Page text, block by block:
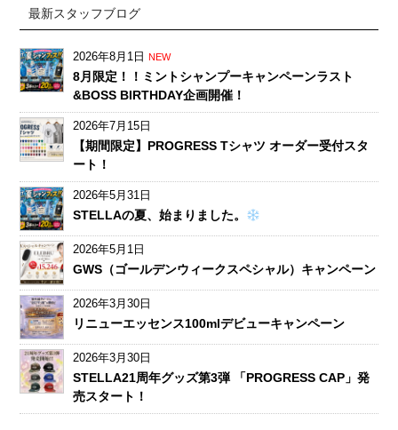
最新スタッフブログ
2026年8月1日 NEW
8月限定！！ミントシャンプーキャンペーンラスト
&BOSS BIRTHDAY企画開催！
2026年7月15日
【期間限定】PROGRESS Tシャツ オーダー受付スタ
ート！
2026年5月31日
STELLAの夏、始まりました。
2026年5月1日
GWS（ゴールデンウィークスペシャル）キャンペーン
2026年3月30日
リニューエッセンス100mlデビューキャンペーン
2026年3月30日
STELLA21周年グッズ第3弾 「PROGRESS CAP」発
売スタート！